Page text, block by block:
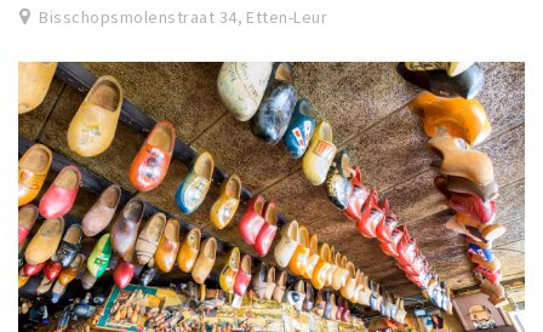
Bisschopsmolenstraat 34, Etten-Leur